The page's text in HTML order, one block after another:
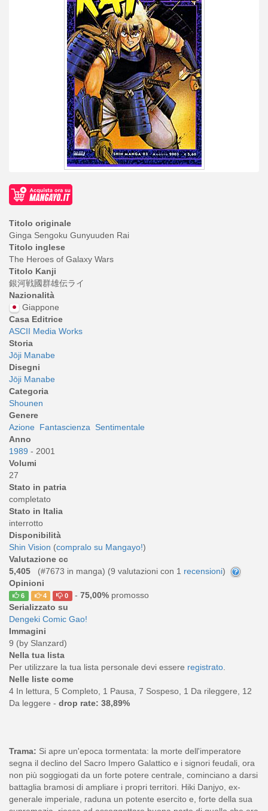
Titolo originale
Ginga Sengoku Gunyuuden Rai
Titolo inglese
The Heroes of Galaxy Wars
Titolo Kanji
銀河戦國群雄伝ライ
Nazionalità
Giappone
Casa Editrice
ASCII Media Works
Storia
Jōji Manabe
Disegni
Jōji Manabe
Categoria
Shounen
Genere
Azione Fantascienza
Sentimentale
Anno
1989 - 2001
Volumi
27
Stato in patria
completato
Stato in Italia
interrotto
Disponibilità
Shin Vision (compralo su Mangayo!)
Valutazione cc
5,405
(#7673 in manga) (9 valutazioni con 1 recensioni)
Opinioni
6 4 0 - 75,00%promosso
Serializzato su
Dengeki Comic Gao!
Immagini
9 (by Slanzard)
Nella tua lista
Per utilizzare la tua lista personale devi essere registrato.
Nelle liste come
4 In lettura, 5 Completo, 1 Pausa, 7 Sospeso, 1 Da rileggere, 12
Da leggere - drop rate: 38,89%
Trama: Si apre un'epoca tormentata: la morte dell'imperatore
segna il declino del Sacro Impero Galattico e i signori feudali, ora
non più soggiogati da un forte potere centrale, cominciano a darsi
battaglia bramosi di ampliare i propri territori. Hiki Danjyo, ex-
generale imperiale, raduna un potente esercito e, forte della sua